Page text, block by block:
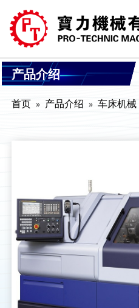
产品介绍
首页 产品介绍 车床机械